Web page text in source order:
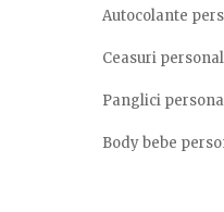
Autocolante
Ceasuri
Panglici
Body bebe